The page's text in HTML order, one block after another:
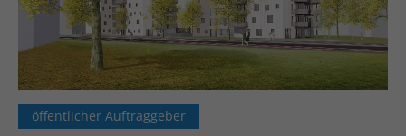
öffentlicher Auftraggeber